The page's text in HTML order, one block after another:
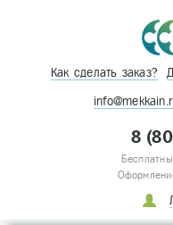
Как сделать заказ?
8